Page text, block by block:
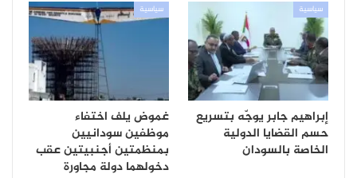
سياسية
إبراهيم جابر يوجّه بتسريع
حسم القضايا الدولية
الخاصة بالسودان
سياسية
غموض يلف اختفاء
موظفين سودانيين
بمنظمتين أجنبيتين عقب
دخولهما دولة مجاورة